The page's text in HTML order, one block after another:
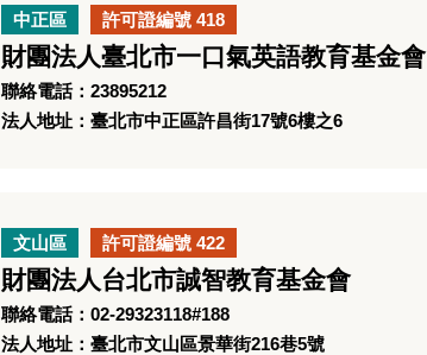
中正區 許可證編號 418
財團法人臺北市一口氣英語教育基金會
聯絡電話：23895212
法人地址：臺北市中正區許昌街17號6樓之6
文山區 許可證編號 422
財團法人台北市誠智教育基金會
聯絡電話：02-29323118#188
法人地址：臺北市文山區景華街216巷5號